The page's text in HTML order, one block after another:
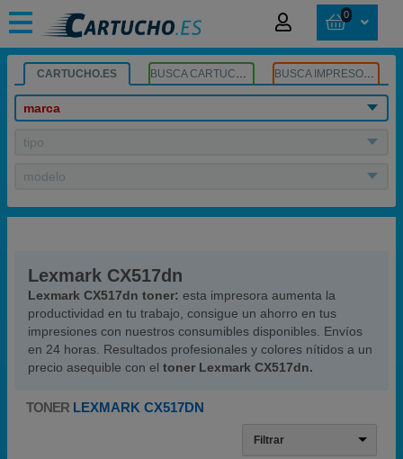
0
CARTUCHO.ES BUSCA CARTUCHOS BUSCA IMPRESORA
marca
tipo
modelo
Lexmark CX517dn
Lexmark CX517dn toner: esta impresora aumenta la
productividad en tu trabajo, consigue un ahorro en tus
impresiones con nuestros consumibles disponibles. Envíos
en 24 horas. Resultados profesionales y colores nítidos a un
precio asequible con el toner Lexmark CX517dn.
TONER LEXMARK CX517DN
Filtrar